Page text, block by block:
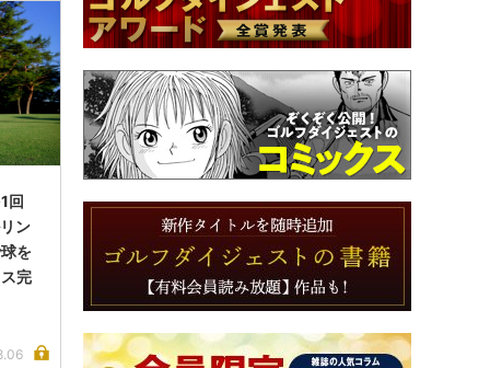
回
ン
を
完